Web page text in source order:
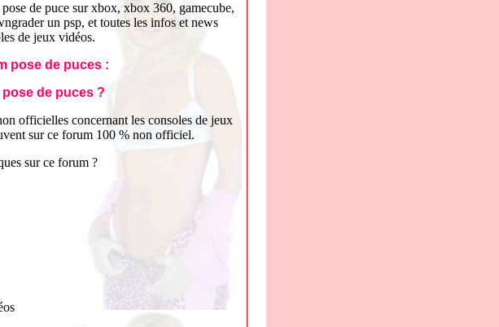
de puce sur xbox, xbox 360, gamecube,
un psp, et toutes les infos et news
de jeux vidéos.
pose de puces :
de puces ?
officielles concernant les consoles de jeux
sur ce forum 100 % non officiel.
sur ce forum ?